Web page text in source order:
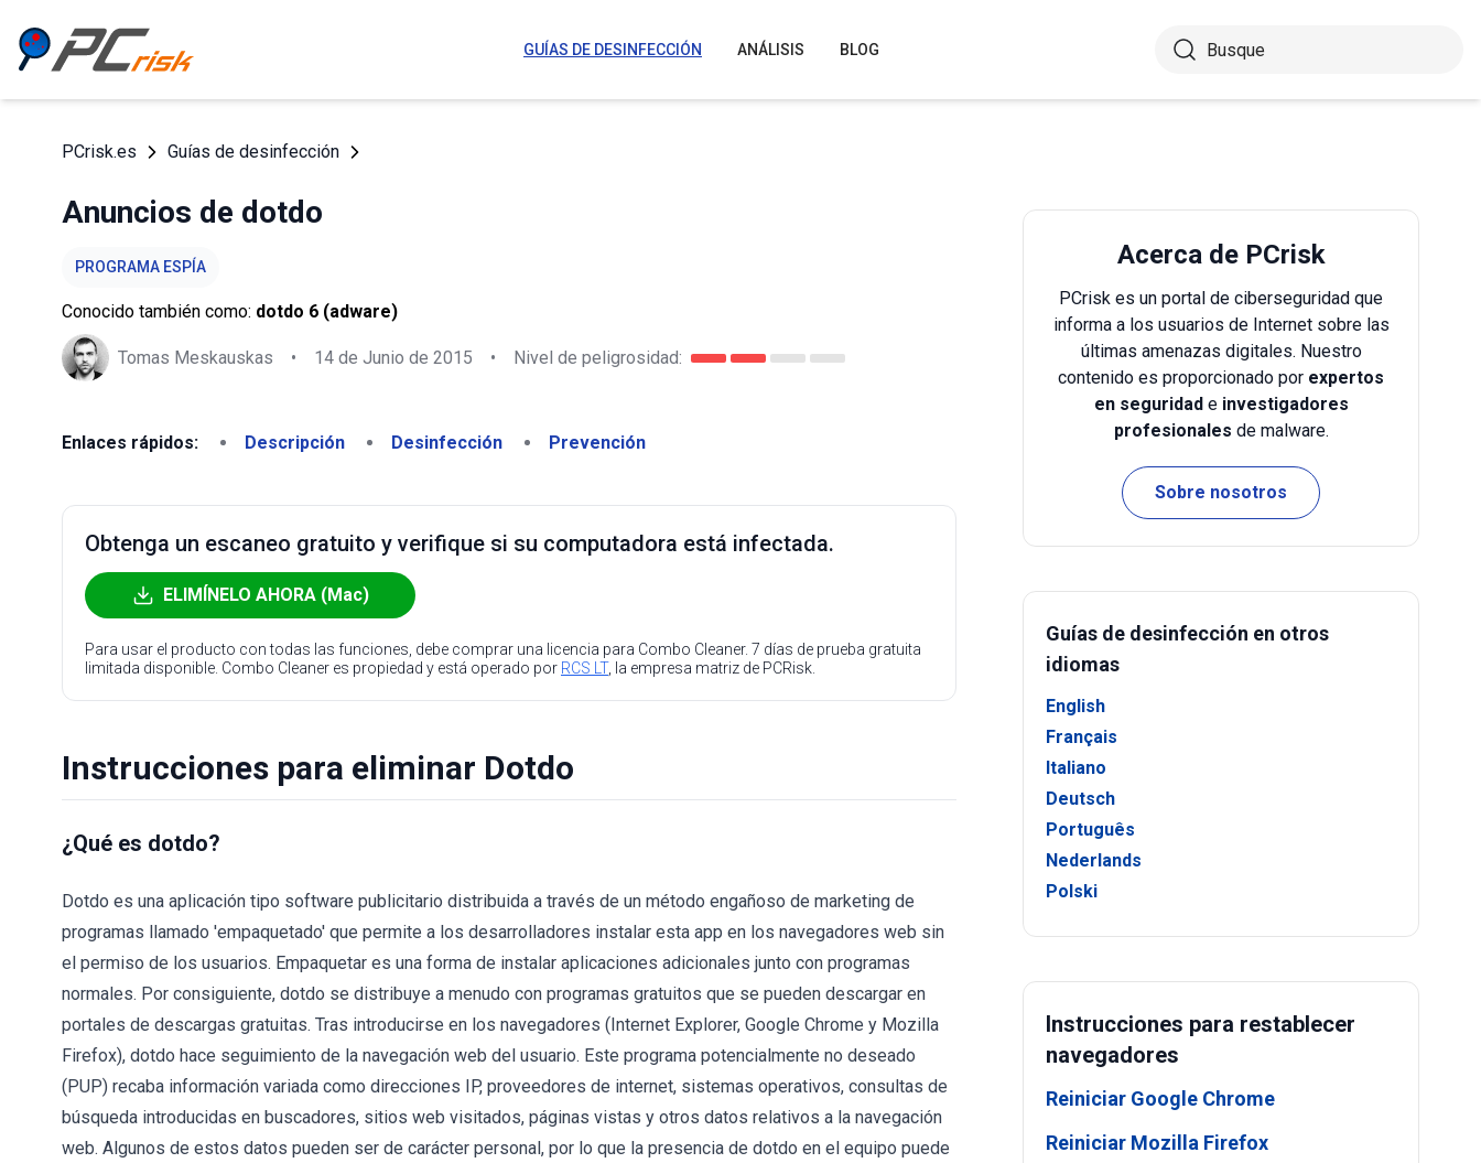
GUÍAS DE DESINFECCIÓN ANÁLISIS BLOG
PCrisk.es Guías de desinfección
Anuncios de dotdo
PROGRAMA ESPÍA
Conocido también como: dotdo 6 (adware)
Tomas Meskauskas • 14 de Junio de 2015 • Nivel de peligrosidad:
Enlaces rápidos: Descripción Desinfección Prevención
Obtenga un escaneo gratuito y verifique si su computadora está infectada.
ELIMÍNELO AHORA (Mac)
Para usar el producto con todas las funciones, debe comprar una licencia para Combo Cleaner. 7 días de prueba gratuita
limitada disponible. Combo Cleaner es propiedad y está operado por RCS LT, la empresa matriz de PCRisk.
Instrucciones para eliminar Dotdo
¿Qué es dotdo?
Dotdo es una aplicación tipo software publicitario distribuida a través de un método engañoso de marketing de
programas llamado 'empaquetado' que permite a los desarrolladores instalar esta app en los navegadores web sin
el permiso de los usuarios. Empaquetar es una forma de instalar aplicaciones adicionales junto con programas
normales. Por consiguiente, dotdo se distribuye a menudo con programas gratuitos que se pueden descargar en
portales de descargas gratuitas. Tras introducirse en los navegadores (Internet Explorer, Google Chrome y Mozilla
Firefox), dotdo hace seguimiento de la navegación web del usuario. Este programa potencialmente no deseado
(PUP) recaba información variada como direcciones IP, proveedores de internet, sistemas operativos, consultas de
búsqueda introducidas en buscadores, sitios web visitados, páginas vistas y otros datos relativos a la navegación
web. Algunos de estos datos pueden ser de carácter personal, por lo que la presencia de dotdo en el equipo puede
Acerca de PCrisk
PCrisk es un portal de ciberseguridad que
informa a los usuarios de Internet sobre las
últimas amenazas digitales. Nuestro
contenido es proporcionado por expertos
en seguridade investigadores
profesionales de malware.
Sobre nosotros
Guías de desinfección en otros
idiomas
English
Français
Italiano
Deutsch
Português
Nederlands
Polski
Instrucciones para restablecer
navegadores
Reiniciar Google Chrome
Reiniciar Mozilla Firefox